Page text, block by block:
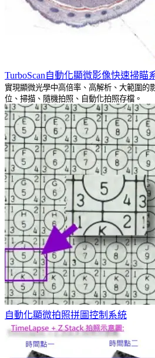
TurboScan自動化顯微影像快速掃瞄
實現顯微光學中高倍率、高解析、大範圍的
位、掃描、隨機拍照、自動化拍照存檔。
自動化顯微拍照拼圖控制系統